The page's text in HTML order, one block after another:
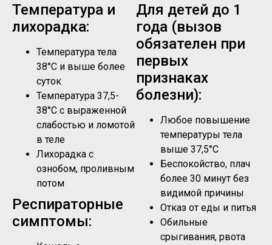
Температура и
лихорадка:
Температура тела
38°C и выше более
суток
Температура 37,5-
38°C с выраженной
слабостью и ломотой
в теле
Лихорадка с
ознобом, проливным
потом
Респираторные
симптомы:
Для детей до 1
года (вызов
обязателен при
первых
признаках
болезни):
Любое повышение
температуры тела
выше 37,5°C
Беспокойство, плач
более 30 минут без
видимой причины
Отказ от еды и питья
Обильные
срыгивания, рвота